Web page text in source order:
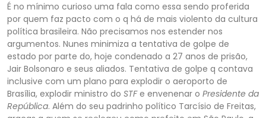
É no mínimo curioso uma fala como essa sendo proferida
por quem faz pacto com o q há de mais violento da cultura
política brasileira. Não precisamos nos estender nos
argumentos. Nunes minimiza a tentativa de golpe de
estado por parte do, hoje condenado a 27 anos de prisão,
Jair Bolsonaro e seus aliados. Tentativa de golpe q contava
inclusive com um plano para explodir o aeroporto de
Brasília, explodir ministro do STFe envenenar o Presidente da
República. Além do seu padrinho político Tarcísio de Freitas,